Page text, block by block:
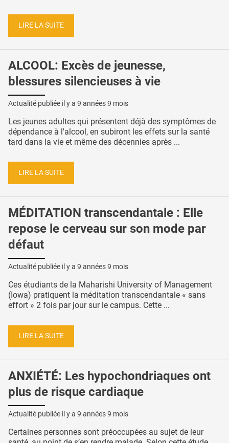
LIRE LA SUITE
ALCOOL: Excès de jeunesse,
blessures silencieuses à vie
Actualité publiée il y a 9 années 9 mois
Les jeunes adultes qui présentent déjà des symptômes de
dépendance à l'alcool, en subiront les effets sur la santé
tard dans la vie et même des décennies après ...
LIRE LA SUITE
MÉDITATION transcendantale : Elle
repose le cerveau sur son mode par
défaut
Actualité publiée il y a 9 années 9 mois
Ces étudiants de la Maharishi University of Management
(Iowa) pratiquent la méditation transcendantale « sans
effort » 2 fois par jour sur le campus. Cette ...
LIRE LA SUITE
ANXIÉTÉ: Les hypochondriaques ont
plus de risque cardiaque
Actualité publiée il y a 9 années 9 mois
Certaines personnes sont préoccupées au sujet de leur